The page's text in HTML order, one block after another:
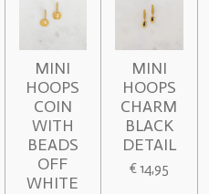
MINI
HOOPS
COIN
WITH
BEADS
OFF
WHITE
MINI
HOOPS
CHARM
BLACK
DETAIL
€ 14,95